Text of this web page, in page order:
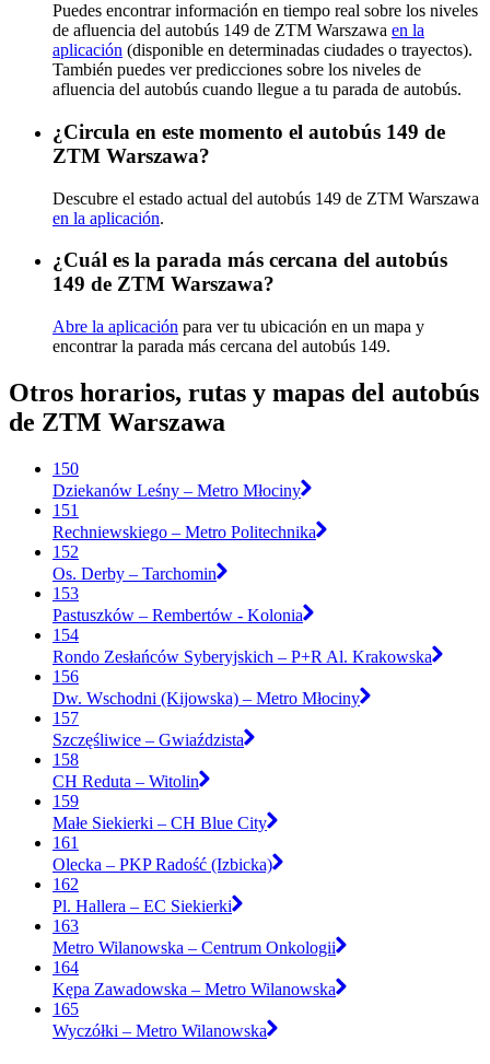
Puedes encontrar información en tiempo real sobre los niveles
de afluencia del autobús 149 de ZTM Warszawa en la
aplicación (disponible en determinadas ciudades o trayectos).
También puedes ver predicciones sobre los niveles de
afluencia del autobús cuando llegue a tu parada de autobús.
¿Circula en este momento el autobús 149 de
ZTM Warszawa?
Descubre el estado actual del autobús 149 de ZTM Warszawa
en la aplicación.
¿Cuál es la parada más cercana del autobús
149 de ZTM Warszawa?
Abre la aplicación para ver tu ubicación en un mapa y
encontrar la parada más cercana del autobús 149.
Otros horarios, rutas y mapas del autobús
de ZTM Warszawa
150
Dziekanów Leśny – Metro Młociny
151
Rechniewskiego – Metro Politechnika
152
Os. Derby – Tarchomin
153
Pastuszków – Rembertów - Kolonia
154
Rondo Zesłańców Syberyjskich – P+R Al. Krakowska
156
Dw. Wschodni (Kijowska) – Metro Młociny
157
Szczęśliwice – Gwiaździsta
158
CH Reduta – Witolin
159
Małe Siekierki – CH Blue City
161
Olecka – PKP Radość (Izbicka)
162
Pl. Hallera – EC Siekierki
163
Metro Wilanowska – Centrum Onkologii
164
Kępa Zawadowska – Metro Wilanowska
165
Wyczółki – Metro Wilanowska